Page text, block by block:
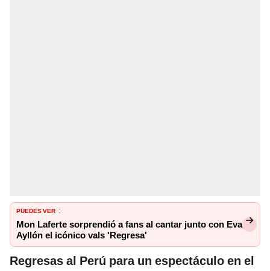
PUEDES VER :
Mon Laferte sorprendió a fans al cantar junto con Eva
Ayllón el icónico vals 'Regresa'
Regresas al Perú para un espectáculo en el